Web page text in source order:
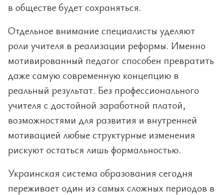
в обществе будет сохраняться.
Отдельное внимание специалисты уделяют
роли учителя в реализации реформы. Именно
мотивированный педагог способен превратить
даже самую современную концепцию в
реальный результат. Без профессионального
учителя с достойной заработной платой,
возможностями для развития и внутренней
мотивацией любые структурные изменения
рискуют остаться лишь формальностью.
Украинская система образования сегодня
переживает один из самых сложных периодов в